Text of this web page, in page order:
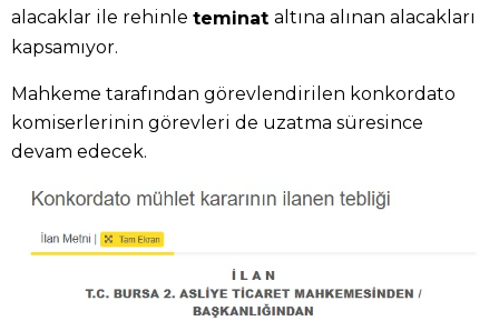
alacaklar ile rehinle teminat altına alınan alacakları
kapsamıyor.
Mahkeme tarafından görevlendirilen konkordato
komiserlerinin görevleri de uzatma süresince
devam edecek.